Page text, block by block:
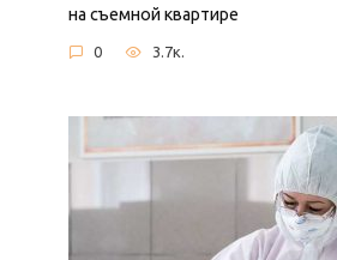
на съемной квартире
0 3.7к.